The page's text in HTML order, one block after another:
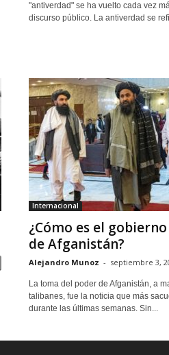
"antiverdad" se ha vuelto cada vez
discurso público. La antiverdad se
Internacional
¿Cómo es el
de Afganistán?
Alejandro Munoz - septiembre 3,
La toma del poder de Afganistán, a
talibanes, fue la noticia que más
durante las últimas semanas. Sin...